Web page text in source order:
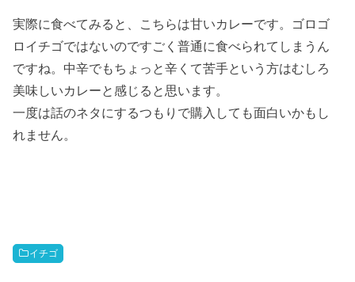
実際に食べてみると、こちらは甘いカレーです。ゴロゴ
ロイチゴではないのですごく普通に食べられてしまうん
ですね。中辛でもちょっと辛くて苦手という方はむしろ
美味しいカレーと感じると思います。
一度は話のネタにするつもりで購入しても面白いかもし
れません。
イチゴ